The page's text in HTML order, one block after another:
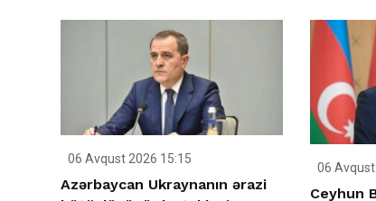
06 Avqust 2026 15:15
Azərbaycan Ukraynanın ərazi
06 Avqust
Ceyhun